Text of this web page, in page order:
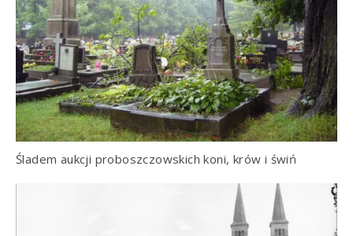
Śladem aukcji proboszczowskich koni, krów i świń